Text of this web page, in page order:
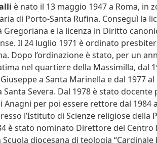
è nato il 13 maggio 1947 a Roma, in
di Porto-Santa Rufina. Conseguì la
Gregoriana e la licenza in Diritto
Il 24 luglio 1971 è ordinato
Dopo l’ordinazione è stato, per un
nel quartiere della Massimilla, dal
a Santa Marinella e dal 1977
Santa Severa. Dal 1978 è stato
Anagni per poi essere rettore dal 1984
l’Istituto di Scienze religiose della
è stato nominato Direttore del Centro
diocesana di teologia “Cardinale